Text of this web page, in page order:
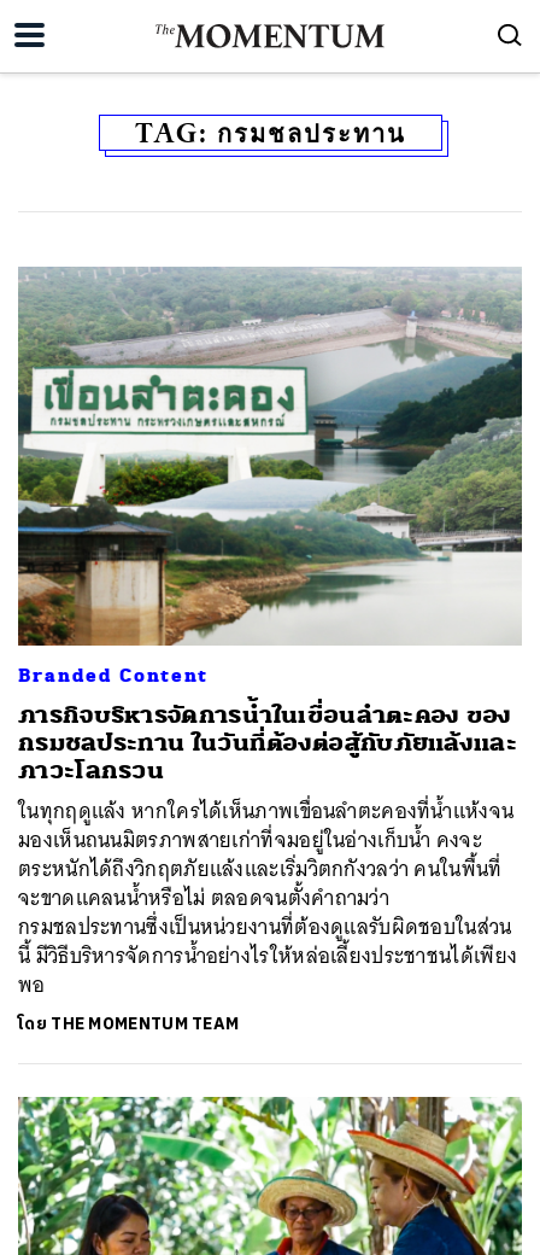
TAG: กรมชลประทาน
Branded Content
ภารกิจบริหารจัดการน้ำในเขื่อนลำตะคอง ของ
กรมชลประทาน ในวันที่ต้องต่อสู้กับภัยแล้งและ
ภาวะโลกรวน
ในทุกฤดูแล้ง หากใครได้เห็นภาพเขื่อนลำตะคองที่น้ำแห้งจน
มองเห็นถนนมิตรภาพสายเก่าที่จมอยู่ในอ่างเก็บน้ำ คงจะ
ตระหนักได้ถึงวิกฤตภัยแล้งและเริ่มวิตกกังวลว่า คนในพื้นที่
จะขาดแคลนน้ำหรือไม่ ตลอดจนตั้งคำถามว่า
กรมชลประทานซึ่งเป็นหน่วยงานที่ต้องดูแลรับผิดชอบในส่วน
นี้ มีวิธีบริหารจัดการน้ำอย่างไรให้หล่อเลี้ยงประชาชนได้เพียง
พอ
โดย THE MOMENTUM TEAM